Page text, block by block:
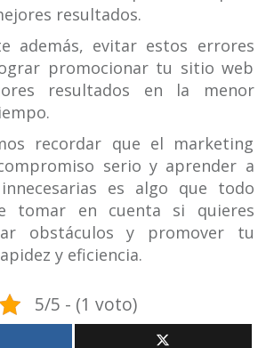
resultados.
además, evitar estos errores
promocionar tu sitio web
resultados en la menor
recordar que el marketing
serio y aprender a
es algo que todo
tomar en cuenta si quieres
obstáculos y promover tu
y eficiencia.
5/5 - (1 voto)